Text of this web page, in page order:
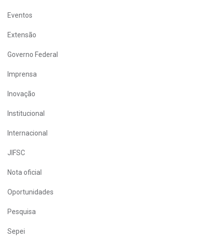
Eventos
Extensão
Governo Federal
Imprensa
Inovação
Institucional
Internacional
JIFSC
Nota oficial
Oportunidades
Pesquisa
Sepei